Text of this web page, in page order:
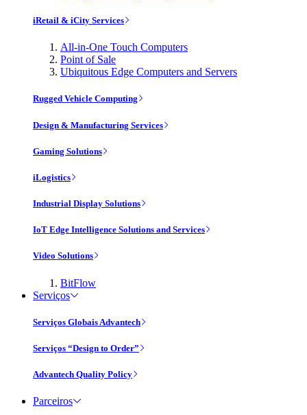
iRetail & iCity Services
All-in-One Touch Computers
Point of Sale
Ubiquitous Edge Computers and Servers
Rugged Vehicle Computing
Design & Manufacturing Services
Gaming Solutions
iLogistics
Industrial Display Solutions
IoT Edge Intelligence Solutions and Services
Video Solutions
BitFlow
Serviços
Serviços Globais Advantech
Serviços “Design to Order”
Advantech Quality Policy
Parceiros